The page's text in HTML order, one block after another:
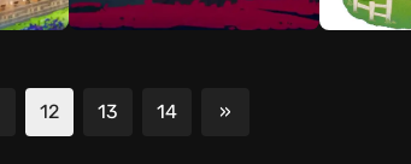
12 13 14 »